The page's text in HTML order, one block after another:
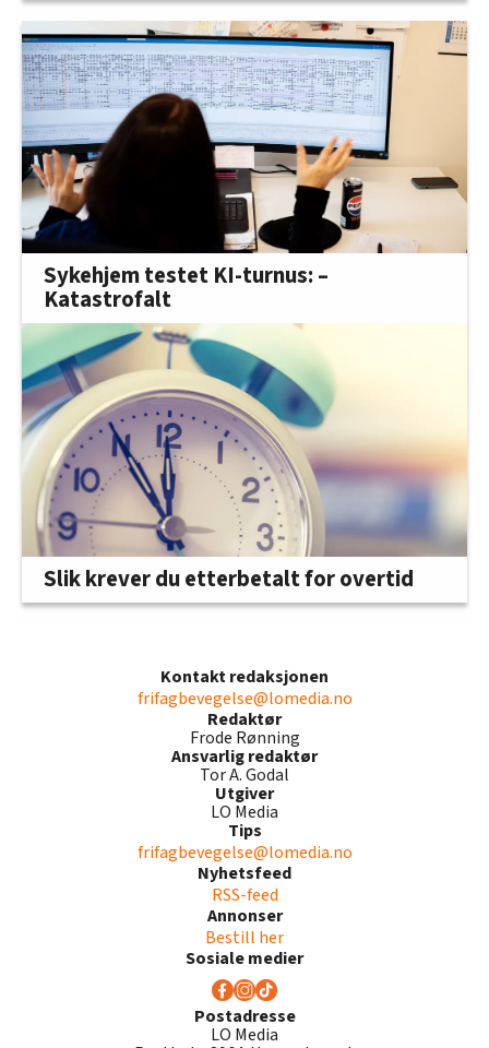
Sykehjem testet KI-turnus: –
Katastrofalt
Slik krever du etterbetalt for overtid
Kontakt redaksjonen
frifagbevegelse@lomedia.no
Redaktør
Frode Rønning
Ansvarlig redaktør
Tor A. Godal
Utgiver
LO Media
Tips
frifagbevegelse@lomedia.no
Nyhetsfeed
RSS-feed
Annonser
Bestill her
Sosiale medier
Postadresse
LO Media